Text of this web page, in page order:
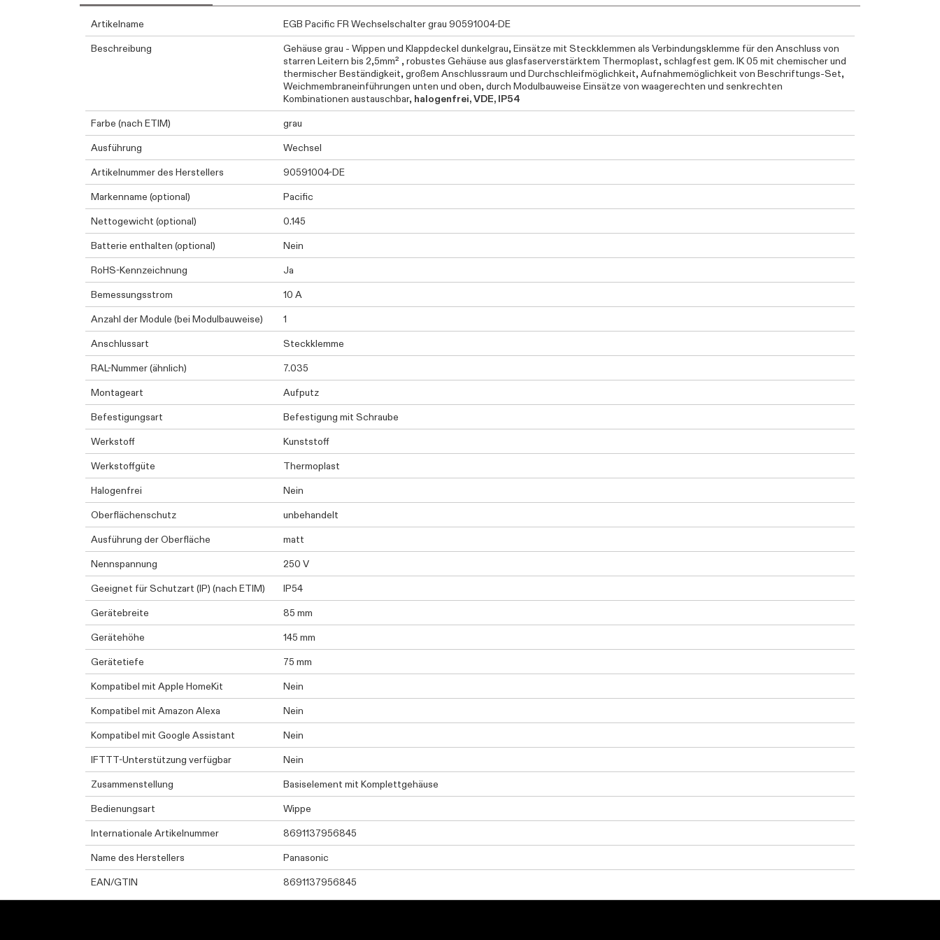
Artikelname
EGB Pacific FR Wechselschalter grau 90591004-DE
Beschreibung
Gehäuse grau - Wippen und Klappdeckel dunkelgrau, Einsätze mit Steckklemmen als Verbindungsklemme für den Anschluss von
starren Leitern bis 2,5mm² , robustes Gehäuse aus glasfaserverstärktem Thermoplast, schlagfest gem. IK 05 mit chemischer und
thermischer Beständigkeit, großem Anschlussraum und Durchschleifmöglichkeit, Aufnahmemöglichkeit von Beschriftungs-Set,
Weichmembraneinführungen unten und oben, durch Modulbauweise Einsätze von waagerechten und senkrechten
Kombinationen austauschbar, halogenfrei, VDE, IP54
Farbe (nach ETIM)
grau
Ausführung
Wechsel
Artikelnummer des Herstellers
90591004-DE
Markenname (optional)
Pacific
Nettogewicht (optional)
0.145
Batterie enthalten (optional)
Nein
RoHS-Kennzeichnung
Ja
Bemessungsstrom
10 A
Anzahl der Module (bei Modulbauweise)
1
Anschlussart
Steckklemme
RAL-Nummer (ähnlich)
7.035
Montageart
Aufputz
Befestigungsart
Befestigung mit Schraube
Werkstoff
Kunststoff
Werkstoffgüte
Thermoplast
Halogenfrei
Nein
Oberflächenschutz
unbehandelt
Ausführung der Oberfläche
matt
Nennspannung
250 V
Geeignet für Schutzart (IP) (nach ETIM)
IP54
Gerätebreite
85 mm
Gerätehöhe
145 mm
Gerätetiefe
75 mm
Kompatibel mit Apple HomeKit
Nein
Kompatibel mit Amazon Alexa
Nein
Kompatibel mit Google Assistant
Nein
IFTTT-Unterstützung verfügbar
Nein
Zusammenstellung
Basiselement mit Komplettgehäuse
Bedienungsart
Wippe
Internationale Artikelnummer
8691137956845
Name des Herstellers
Panasonic
EAN/GTIN
8691137956845